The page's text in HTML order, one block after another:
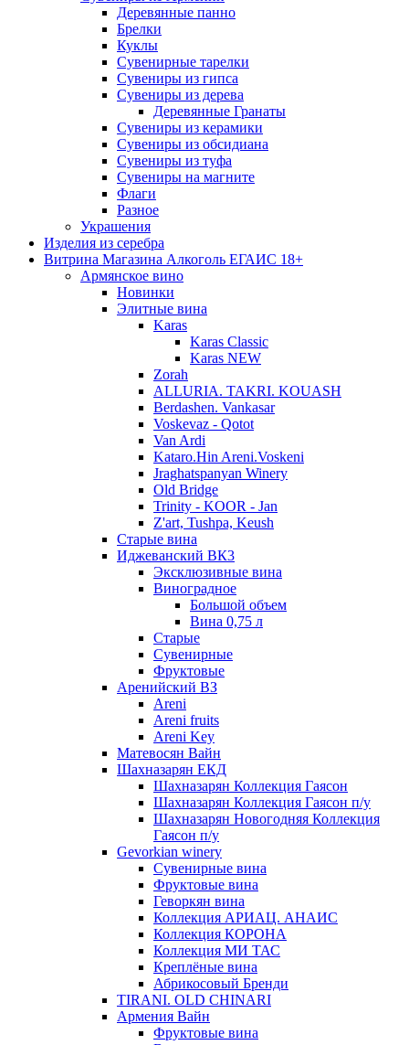
Деревянные панно
Брелки
Куклы
Сувенирные тарелки
Сувениры из гипса
Сувениры из дерева
Деревянные Гранаты
Сувениры из керамики
Сувениры из обсидиана
Сувениры из туфа
Сувениры на магните
Флаги
Разное
Украшения
Изделия из серебра
Витрина Магазина Алкоголь ЕГАИС 18+
Армянское вино
Новинки
Элитные вина
Karas
Karas Classic
Karas NEW
Zorah
ALLURIA. TAKRI. KOUASH
Berdashen. Vankasar
Voskevaz - Qotot
Van Ardi
Kataro.Hin Areni.Voskeni
Jraghatspanyan Winery
Old Bridge
Trinity - KOOR - Jan
Z'art, Tushpa, Keush
Старые вина
Иджеванский ВК3
Эксклюзивные вина
Виноградное
Большой объем
Вина 0,75 л
Старые
Сувенирные
Фруктовые
Аренийский ВЗ
Areni
Areni fruits
Areni Key
Матевосян Вайн
Шахназарян ЕКД
Шахназарян Коллекция Гаясон
Шахназарян Коллекция Гаясон п/у
Шахназарян Новогодняя Коллекция
Гаясон п/у
Gevorkian winery
Сувенирные вина
Фруктовые вина
Геворкян вина
Коллекция АРИАЦ. АНАИС
Коллекция КОРОНА
Коллекция МИ ТАС
Креплёные вина
Абрикосовый Бренди
TIRANI. OLD CHINARI
Армения Вайн
Фруктовые вина